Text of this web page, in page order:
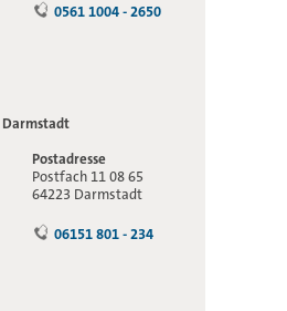
0561 1004 - 2650
Darmstadt
Postadresse
Postfach 11 08 65
64223 Darmstadt
06151 801 - 234